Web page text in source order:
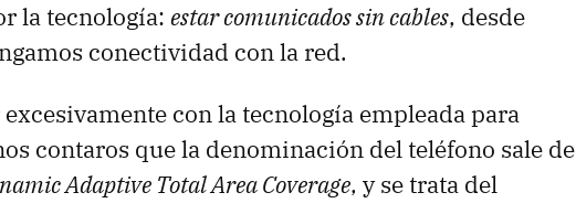
la tecnología: estar comunicados sin cables, desde
conectividad con la red.
con la tecnología empleada para
contaros que la denominación del teléfono sale de
Adaptive Total Area Coverage, y se trata del